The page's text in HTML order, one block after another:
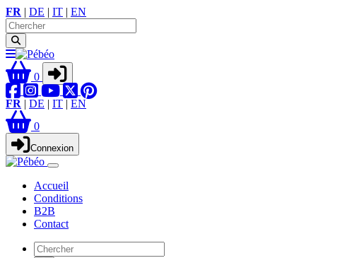
FR | DE | IT | EN
0
FR | DE | IT | EN
0
Connexion
Accueil
Conditions
B2B
Contact